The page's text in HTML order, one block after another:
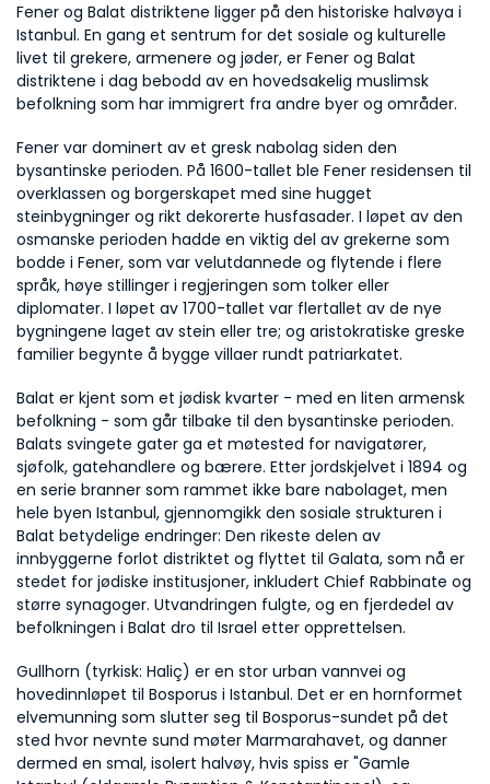
Fener og Balat distriktene ligger på den historiske halvøya i
Istanbul. En gang et sentrum for det sosiale og kulturelle
livet til grekere, armenere og jøder, er Fener og Balat
distriktene i dag bebodd av en hovedsakelig muslimsk
befolkning som har immigrert fra andre byer og områder.
Fener var dominert av et gresk nabolag siden den
bysantinske perioden. På 1600-tallet ble Fener residensen til
overklassen og borgerskapet med sine hugget
steinbygninger og rikt dekorerte husfasader. I løpet av den
osmanske perioden hadde en viktig del av grekerne som
bodde i Fener, som var velutdannede og flytende i flere
språk, høye stillinger i regjeringen som tolker eller
diplomater. I løpet av 1700-tallet var flertallet av de nye
bygningene laget av stein eller tre; og aristokratiske greske
familier begynte å bygge villaer rundt patriarkatet.
Balat er kjent som et jødisk kvarter - med en liten armensk
befolkning - som går tilbake til den bysantinske perioden.
Balats svingete gater ga et møtested for navigatører,
sjøfolk, gatehandlere og bærere. Etter jordskjelvet i 1894 og
en serie branner som rammet ikke bare nabolaget, men
hele byen Istanbul, gjennomgikk den sosiale strukturen i
Balat betydelige endringer: Den rikeste delen av
innbyggerne forlot distriktet og flyttet til Galata, som nå er
stedet for jødiske institusjoner, inkludert Chief Rabbinate og
større synagoger. Utvandringen fulgte, og en fjerdedel av
befolkningen i Balat dro til Israel etter opprettelsen.
Gullhorn (tyrkisk: Haliç) er en stor urban vannvei og
hovedinnløpet til Bosporus i Istanbul. Det er en hornformet
elvemunning som slutter seg til Bosporus-sundet på det
sted hvor nevnte sund møter Marmarahavet, og danner
dermed en smal, isolert halvøy, hvis spiss er "Gamle